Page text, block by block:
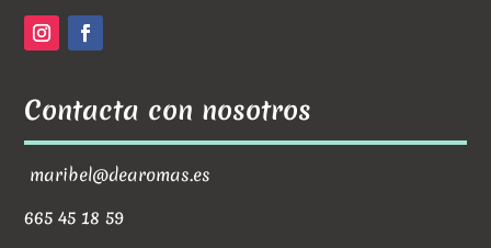
Contacta con nosotros
maribel@dearomas.es
665 45 18 59